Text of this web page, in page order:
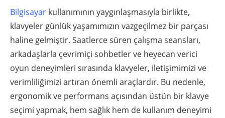
Bilgisayar kullanımının yaygınlaşmasıyla birlikte,
klavyeler günlük yaşamımızın vazgeçilmez bir parçası
haline gelmiştir. Saatlerce süren çalışma seansları,
arkadaşlarla çevrimiçi sohbetler ve heyecan verici
oyun deneyimleri sırasında klavyeler, iletişimimizi ve
verimliliğimizi artıran önemli araçlardır. Bu nedenle,
ergonomik ve performans açısından üstün bir klavye
seçimi yapmak, hem sağlık hem de kullanım deneyimi